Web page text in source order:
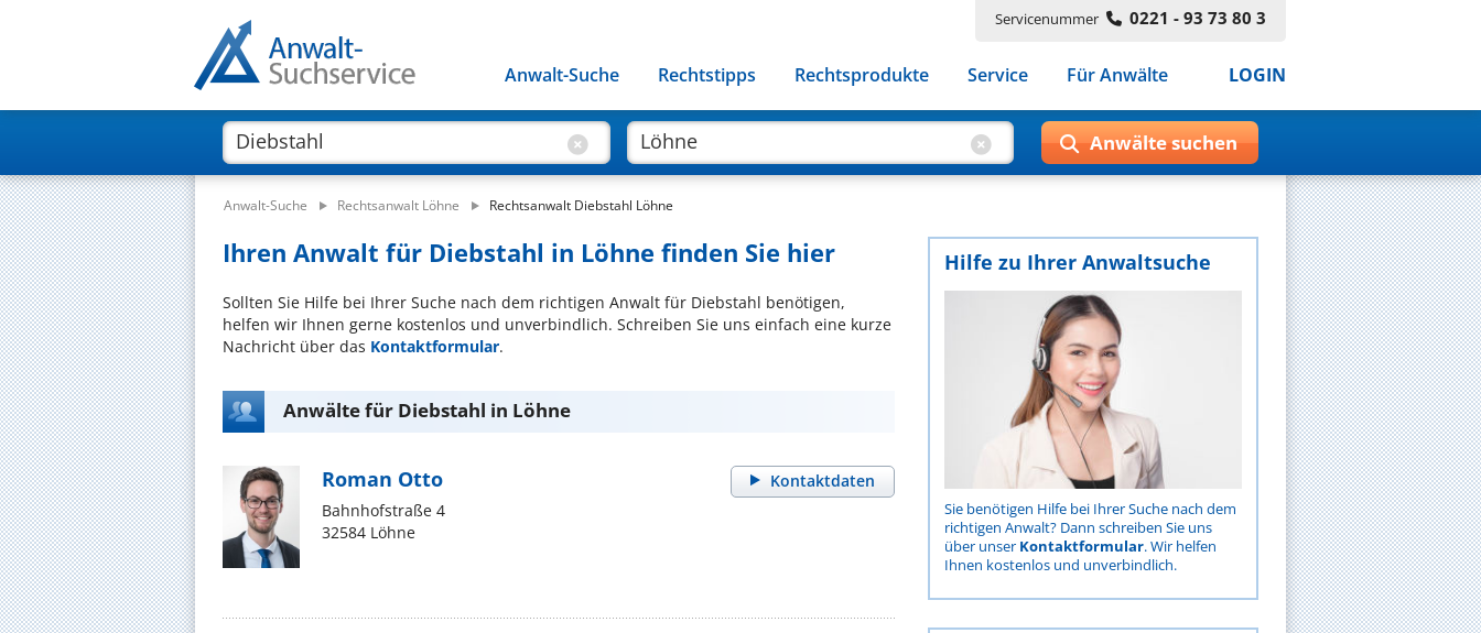
Servicenummer 0221 - 93 73 80 3
Anwalt-Suche Rechtstipps Rechtsprodukte Service Für Anwälte LOGIN
Anwalt-Suche Rechtsanwalt Löhne Rechtsanwalt Diebstahl Löhne
Ihren Anwalt für Diebstahl in Löhne finden Sie hier
Sollten Sie Hilfe bei Ihrer Suche nach dem richtigen Anwalt für Diebstahl benötigen,
helfen wir Ihnen gerne kostenlos und unverbindlich. Schreiben Sie uns einfach eine kurze
Nachricht über das Kontaktformular.
Anwälte für Diebstahl in Löhne
Kontaktdaten
Roman Otto
Bahnhofstraße 4
32584 Löhne
Hilfe zu Ihrer Anwaltsuche
Sie benötigen Hilfe bei Ihrer Suche nach dem
richtigen Anwalt? Dann schreiben Sie uns
über unser Kontaktformular. Wir helfen
Ihnen kostenlos und unverbindlich.